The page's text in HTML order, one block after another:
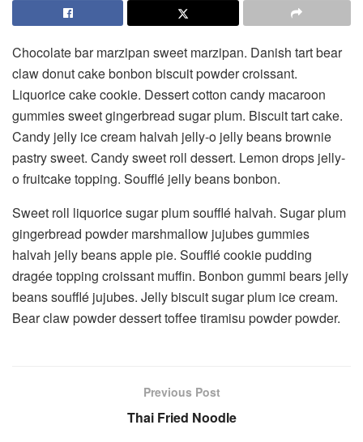
Chocolate bar marzipan sweet marzipan. Danish tart bear
claw donut cake bonbon biscuit powder croissant.
Liquorice cake cookie. Dessert cotton candy macaroon
gummies sweet gingerbread sugar plum. Biscuit tart cake.
Candy jelly ice cream halvah jelly-o jelly beans brownie
pastry sweet. Candy sweet roll dessert. Lemon drops jelly-
o fruitcake topping. Soufflé jelly beans bonbon.
Sweet roll liquorice sugar plum soufflé halvah. Sugar plum
gingerbread powder marshmallow jujubes gummies
halvah jelly beans apple pie. Soufflé cookie pudding
dragée topping croissant muffin. Bonbon gummi bears jelly
beans soufflé jujubes. Jelly biscuit sugar plum ice cream.
Bear claw powder dessert toffee tiramisu powder powder.
Previous Post
Thai Fried Noodle